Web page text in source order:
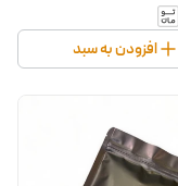
افزودن به سبد